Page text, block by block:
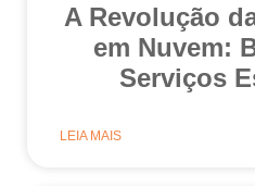
A Revolução
em Nuvem:
Serviços
LEIA MAIS